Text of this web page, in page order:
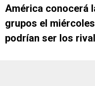
América conocerá
grupos el
podrían ser los